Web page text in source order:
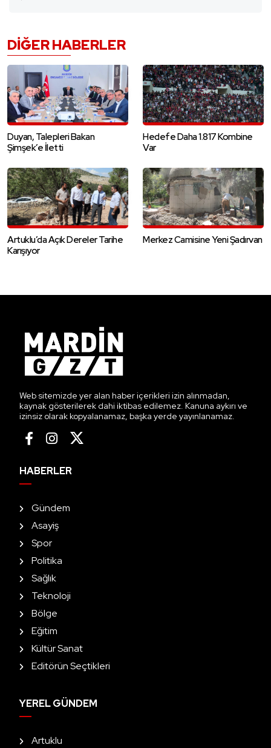
DIĞER HABERLER
Duyan, Talepleri Bakan
Şimşek’e İletti
Hedefe Daha 1.817 Kombine
Var
Artuklu’da Açık Dereler Tarihe
Karışıyor
Merkez Camisine Yeni Şadırvan
Web sitemizde yer alan haber içerikleri izin alınmadan,
kaynak gösterilerek dahi iktibas edilemez. Kanuna aykırı ve
izinsiz olarak kopyalanamaz, başka yerde yayınlanamaz.
HABERLER
Gündem
Asayiş
Spor
Politika
Sağlık
Teknoloji
Bölge
Eğitim
Kültür Sanat
Editörün Seçtikleri
YEREL GÜNDEM
Artuklu